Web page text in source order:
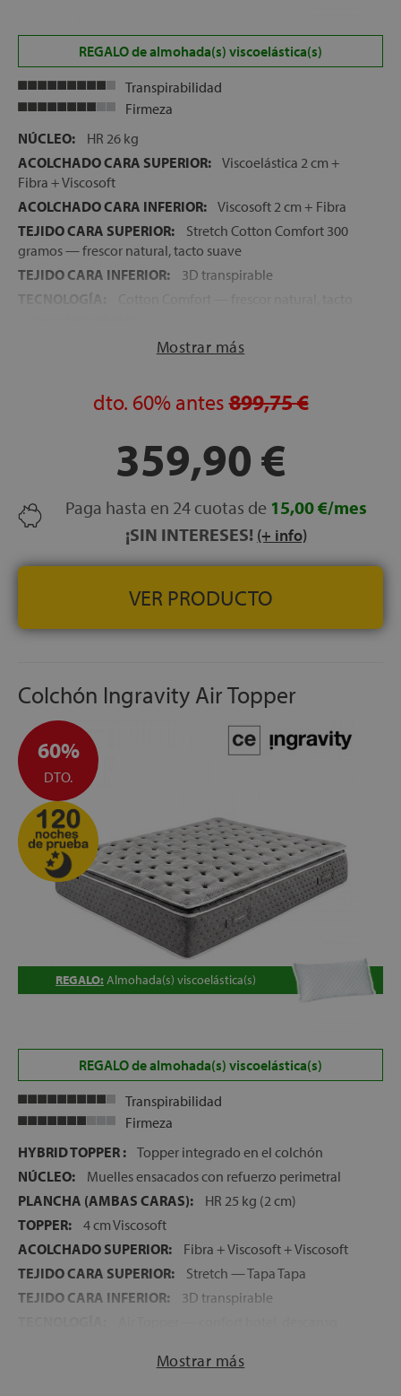
REGALO de almohada(s) viscoelástica(s)
Transpirabilidad
Firmeza
NÚCLEO:
HR 26 kg
ACOLCHADO CARA SUPERIOR: Viscoelástica 2 cm +
Fibra + Viscosoft
ACOLCHADO CARA INFERIOR: Viscosoft 2 cm + Fibra
TEJIDO CARA SUPERIOR:
Stretch Cotton Comfort 300
gramos — frescor natural, tacto suave
TEJIDO CARA INFERIOR:
3D transpirable
TECNOLOGÍA:
NOCHES DE PRUEBA:
120 noches
5 años
Mostrar más
dto. 60% antes899,75 €
359,90 €
Paga hasta en 24 cuotas de 15,00 €/mes
¡SIN INTERESES! (+ info)
VER PRODUCTO
Colchón Ingravity Air Topper
60%
DTO.
REGALO: Almohada(s) viscoelástica(s)
REGALO de almohada(s) viscoelástica(s)
Transpirabilidad
Firmeza
HYBRID TOPPER : Topper integrado en el colchón
NÚCLEO:
Muelles ensacados con refuerzo perimetral
PLANCHA (AMBAS CARAS):
HR 25 kg (2 cm)
TOPPER:
4 cm Viscosoft
ACOLCHADO SUPERIOR:
Fibra + Viscosoft + Viscosoft
TEJIDO CARA SUPERIOR:
Stretch — Tapa Tapa
TEJIDO CARA INFERIOR:
3D transpirable
Mostrar más